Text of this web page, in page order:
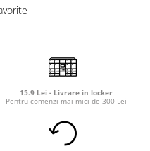
15.9 Lei - Livrare in locker
Pentru comenzi mai mici de 300 Lei